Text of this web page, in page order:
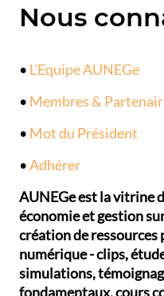
Nous
• L'Equipe AUNEGe
• Membres &
• Mot du Président
•Adhérer
AUNEGe est la vitrine
économie et gestion
création de ressources
numérique - clips,
simulations,
fondamentaux, cours